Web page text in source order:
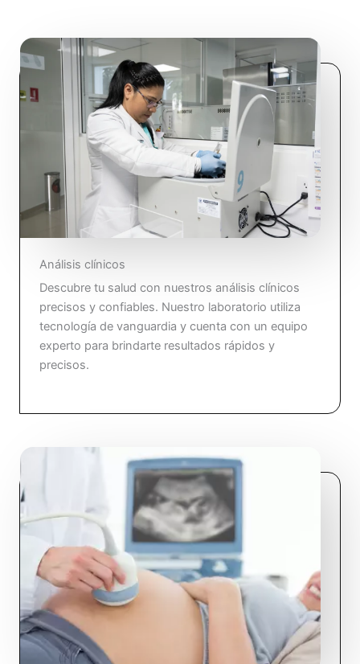
Análisis clínicos
Descubre tu salud con nuestros análisis clínicos
precisos y confiables. Nuestro laboratorio utiliza
tecnología de vanguardia y cuenta con un equipo
experto para brindarte resultados rápidos y
precisos.